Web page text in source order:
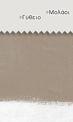
δικαιώματα